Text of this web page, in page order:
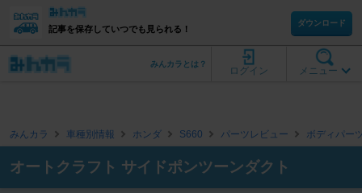
記事を保存していつでも見られる！
ダウンロード
メニュー
ログイン
みんカラとは？
みんカラ 車種別情報 ホンダ S660 パーツレビュー ボディパー
オートクラフト サイドポンツーンダクト